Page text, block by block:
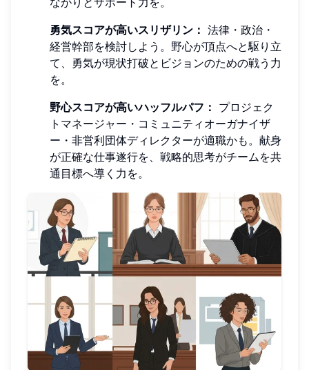
勇気スコアが高いスリザリン： 法律・政治・
経営幹部を検討しよう。野心が頂点へと駆り立
て、勇気が現状打破とビジョンのための戦う力
を。
野心スコアが高いハッフルパフ： プロジェク
トマネージャー・コミュニティオーガナイザ
ー・非営利団体ディレクターが適職かも。献身
が正確な仕事遂行を、戦略的思考がチームを共
通目標へ導く力を。